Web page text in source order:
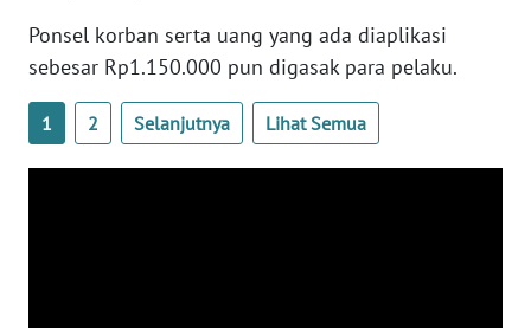
Ponsel korban serta uang yang ada diaplikasi
sebesar Rp1.150.000 pun digasak para pelaku.
1 2 Selanjutnya Lihat Semua
WN
BANTEN
NTT